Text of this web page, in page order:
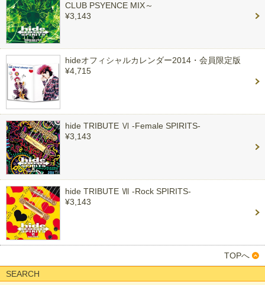
CLUB PSYENCE MIX～
¥3,143
hideオフィシャルカレンダー2014・会員限定版
¥4,715
hide TRIBUTE Ⅵ -Female SPIRITS-
¥3,143
hide TRIBUTE Ⅶ -Rock SPIRITS-
¥3,143
TOPへ
SEARCH